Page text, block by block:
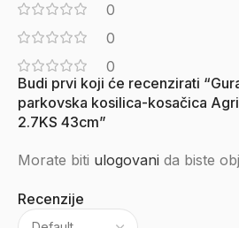
0
0
0
Recenzije
Budi prvi koji će recenzirati
parkovska kosilica-kosačica
2.7KS 43cm”
Morate biti ulogovani da biste